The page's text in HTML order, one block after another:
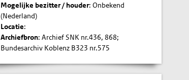
Mogelijke bezitter / houder: Onbekend
(Nederland)
Locatie:
Archiefbron: Archief SNK nr.436, 868;
Bundesarchiv Koblenz B323 nr.575